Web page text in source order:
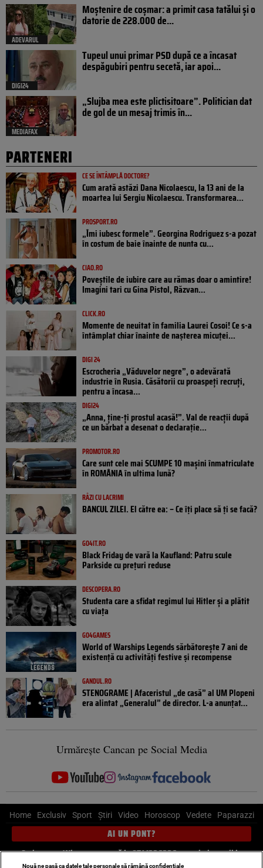
ADEVARUL
Moștenire de coșmar: a primit casa tatălui și o
datorie de 228.000 de...
DIGI24
Tupeul unui primar PSD după ce a încasat
despăgubiri pentru secetă, iar apoi...
MEDIAFAX
„Slujba mea este plictisitoare”. Politician dat
de gol de un mesaj trimis în...
PARTENERI
CE SE ÎNTÂMPLĂ DOCTORE?
Cum arată astăzi Dana Nicolaescu, la 13 ani de la
moartea lui Sergiu Nicolaescu. Transformarea...
PROSPORT.RO
„Îmi iubesc formele”. Georgina Rodriguez s-a pozat
în costum de baie înainte de nunta cu...
CIAO.RO
Poveştile de iubire care au rămas doar o amintire!
Imagini tari cu Gina Pistol, Răzvan...
CLICK.RO
Momente de neuitat în familia Laurei Cosoi! Ce s-a
întâmplat chiar înainte de nașterea micuței...
DIGI 24
Escrocheria „Văduvelor negre”, o adevărată
industrie în Rusia. Căsătorii cu proaspeți recruți,
pentru a încasa...
DIGI24
„Anna, ţine-ţi prostul acasă!”. Val de reacții după
ce un bărbat a desenat o declarație...
PROMOTOR.RO
Care sunt cele mai SCUMPE 10 mașini înmatriculate
în ROMÂNIA în ultima lună?
RÂZI CU LACRIMI
BANCUL ZILEI. El către ea: – Ce îți place să ți se facă?
GO4IT.RO
Black Friday de vară la Kaufland: Patru scule
Parkside cu prețuri reduse
DESCOPERA.RO
Studenta care a sfidat regimul lui Hitler și a plătit
cu viața
GO4GAMES
World of Warships Legends sărbătorește 7 ani de
existență cu activități festive și recompense
GANDUL.RO
STENOGRAME | Afaceristul „de casă” al UM Plopeni
era alintat „Generalul” de director. L-a anunțat...
Urmărește Cancan pe Social Media
Home Exclusiv Sport Știri Video Horoscop Vedete Paparazzi
AI UN PONT?
Scrie-ne pe Whatsapp, sună la 0741226226 sau trimite mail la
Nouă ne pasă ca datele tale personale să rămână confidențiale